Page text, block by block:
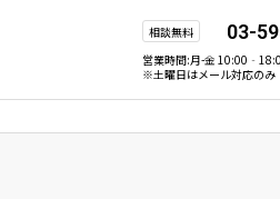
相談無料 03-
営業時間:月-金
※土曜日はメール対応のみ